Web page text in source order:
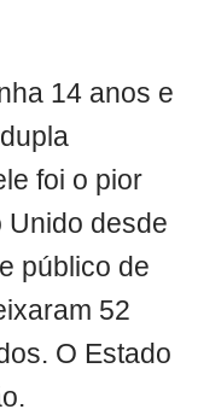
14 anos e
foi o pior
Unido desde
público de
52
O Estado